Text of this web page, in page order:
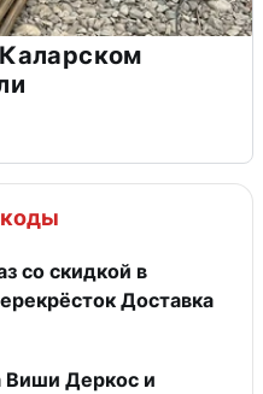
со скидкой в
Доставка
Виши Деркос и